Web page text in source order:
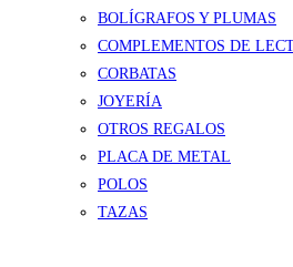
BOLÍGRAFOS Y PLUMAS
COMPLEMENTOS DE
CORBATAS
JOYERÍA
OTROS REGALOS
PLACA DE METAL
POLOS
TAZAS